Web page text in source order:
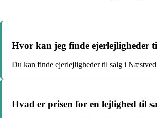
Hvor kan jeg finde ejerlejligheder
Du kan finde ejerlejligheder til salg i
Hvad er prisen for en lejlighed til